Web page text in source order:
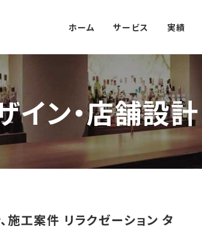
ホーム サービス 実績
イン・店舗設
工案件 リラクゼーション タ